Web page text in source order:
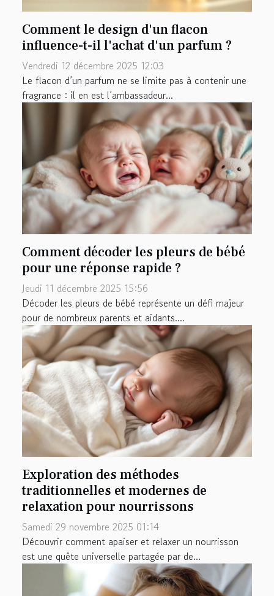
Comment le design d'un flacon
influence-t-il l'achat d'un parfum ?
Vendredi 12 décembre 2025 12:03
Le flacon d’un parfum ne se limite pas à contenir une
fragrance : il en est l’ambassadeur...
Comment décoder les pleurs de bébé
pour une réponse rapide ?
Jeudi 11 décembre 2025 15:56
Décoder les pleurs de bébé représente un défi majeur
pour de nombreux parents et aidants....
Exploration des méthodes
traditionnelles et modernes de
relaxation pour nourrissons
Samedi 29 novembre 2025 01:14
Découvrir comment apaiser et relaxer un nourrisson
est une quête universelle partagée par de...